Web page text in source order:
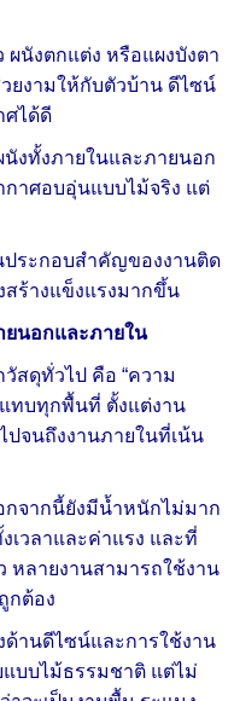
ผนังตกแต่ง หรือแผงบังตา
ยงามให้กับตัวบ้าน ดีไซน์
ศได้ดี
นังทั้งภายในและภายนอก
กาศอบอุ่นแบบไม้จริง แต่
ประกอบสำคัญของงานติด
ร้างแข็งแรงมากขึ้น
ยนอกและภายใน
สดุทั่วไป คือ “ความ
ทบทุกพื้นที่ ตั้งแต่งาน
จนถึงงานภายในที่เน้น
กจากนี้ยังมีน้ำหนักไม่มาก
เวลาและค่าแรง และที่
หลายงานสามารถใช้งาน
ถูกต้อง
ด้านดีไซน์และการใช้งาน
บบไม้ธรรมชาติ แต่ไม่